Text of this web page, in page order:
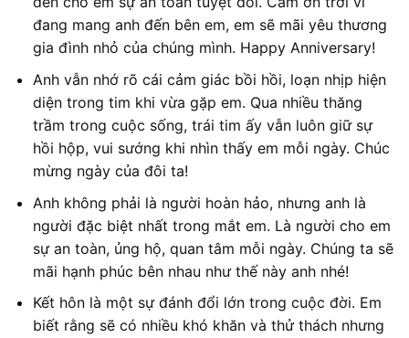
đang mang anh đến bên em, em sẽ mãi yêu thương
gia đình nhỏ của chúng mình. Happy Anniversary!
Anh vẫn nhớ rõ cái cảm giác bồi hồi, loạn nhịp hiện
diện trong tim khi vừa gặp em. Qua nhiều thăng
trầm trong cuộc sống, trái tim ấy vẫn luôn giữ sự
hồi hộp, vui sướng khi nhìn thấy em mỗi ngày. Chúc
mừng ngày của đôi ta!
Anh không phải là người hoàn hảo, nhưng anh là
người đặc biệt nhất trong mắt em. Là người cho em
sự an toàn, ủng hộ, quan tâm mỗi ngày. Chúng ta sẽ
mãi hạnh phúc bên nhau như thế này anh nhé!
Kết hôn là một sự đánh đổi lớn trong cuộc đời. Em
biết rằng sẽ có nhiều khó khăn và thử thách nhưng